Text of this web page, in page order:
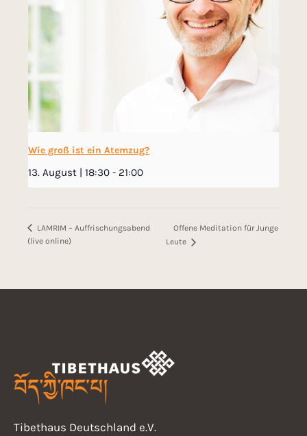
Wie groß ist ein Atemzug?
13. August | 18:30 - 21:00
LAMRIM – Auffrischungsabend
(live online)
Offene Meditation für Junge
Leute
Tibethaus Deutschland e.V.